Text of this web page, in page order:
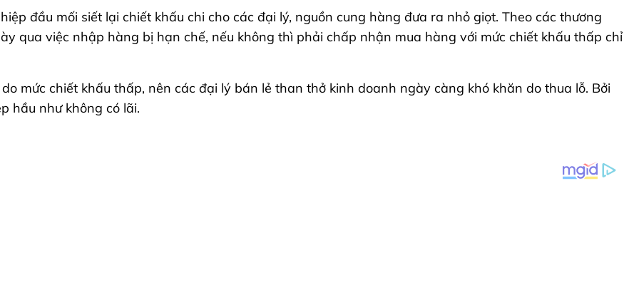
đầu mối siết lại chiết khấu chi cho các đại lý, nguồn cung hàng đưa ra nhỏ giọt. Theo các thương
qua việc nhập hàng bị hạn chế, nếu không thì phải chấp nhận mua hàng với mức chiết khấu thấp chỉ
mức chiết khấu thấp, nên các đại lý bán lẻ than thở kinh doanh ngày càng khó khăn do thua lỗ. Bởi
hầu như không có lãi.